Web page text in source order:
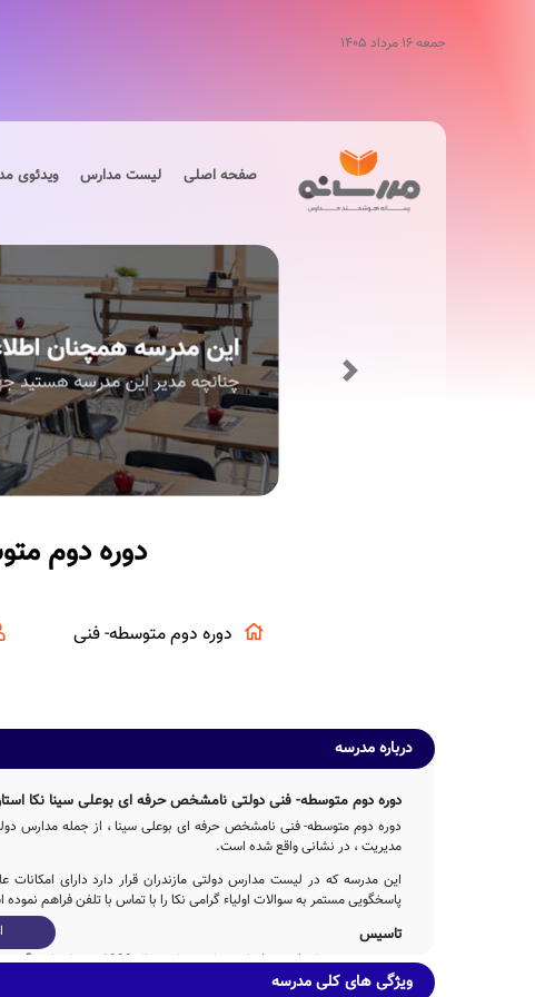
جمعه ۱۶ مرداد ۱۴۰۵
صفحه اصلی لیست مدارس ویدئوی
Next
دوره دوم
دوره دوم متوسطه- فنی
درباره مدرسه
دوره دوم متوسطه- فنی دولتی نامشخص حرفه ای بوعلی سینا نکا
دوره دوم متوسطه- فنی نامشخص حرفه ای بوعلی سینا ، از جمله مدارس
مدیریت ، در نشانی واقع شده است.
این مدرسه که در لیست مدارس دولتی مازندران قرار دارد دارای
پاسخگویی مستمر به سوالات اولیاء گرامی نکا را با تماس با تلفن فراهم
تاسیس
دوره دوم متوسطه- فنی حرفه ای بوعلی سینا در سال 1389 توسط وزارت آموزش و پرورش با تلاش 2ساله عوامل مختلف اجرایی و آموزشی تاسیس شده است.
ویژگی های کلی مدرسه